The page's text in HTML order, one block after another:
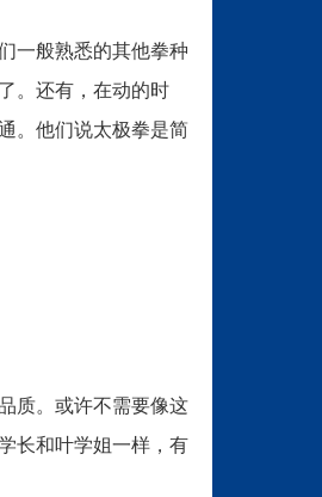
一般熟悉的其他拳种
。还有，在动的时
。他们说太极拳是简
质。或许不需要像这
长和叶学姐一样，有